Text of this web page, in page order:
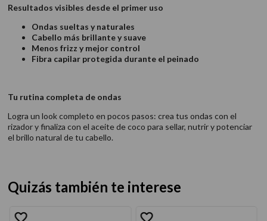
Resultados visibles desde el primer uso
Ondas sueltas y naturales
Cabello más brillante y suave
Menos frizz y mejor control
Fibra capilar protegida durante el peinado
Tu rutina completa de ondas
Logra un look completo en pocos pasos: crea tus ondas con el
rizador y finaliza con el aceite de coco para sellar, nutrir y potenciar
el brillo natural de tu cabello.
Quizás también te interese